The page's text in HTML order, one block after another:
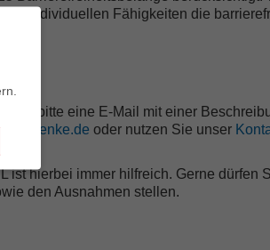
individuellen Fähigkeiten die
Sie bitte eine E-Mail mit einer
getraenke.de oder nutzen Sie unser
ist hierbei immer hilfreich. Gerne dürfen
den Ausnahmen stellen.